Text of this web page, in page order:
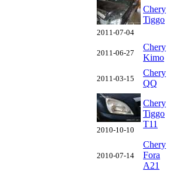
2011-07-04
Chery
Tiggo
2011-06-27
Chery
Kimo
2011-03-15
Chery
QQ
2010-10-10
Chery
Tiggo
T11
2010-07-14
Chery
Fora
A21